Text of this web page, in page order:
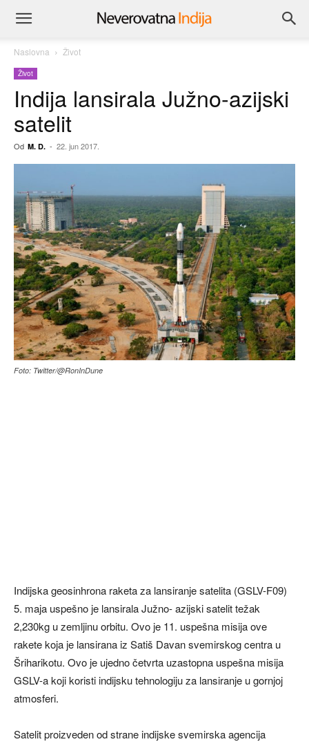
Naslovna Život
Život
Indija lansirala Južno-azijski
satelit
Od M. D. - 22. jun 2017.
Foto: Twitter/@RonInDune
Indijska geosinhrona raketa za lansiranje satelita (GSLV-F09)
5. maja uspešno je lansirala Južno- azijski satelit težak
2,230kg u zemljinu orbitu. Ovo je 11. uspešna misija ove
rakete koja je lansirana iz Satiš Davan svemirskog centra u
Šriharikotu. Ovo je ujedno četvrta uzastopna uspešna misija
GSLV-a koji koristi indijsku tehnologiju za lansiranje u gornjoj
atmosferi.
Satelit proizveden od strane indijske svemirska agencija